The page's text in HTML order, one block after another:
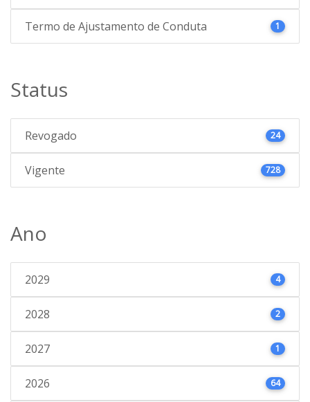
Termo de Ajustamento de Conduta 1
Status
Revogado 24
Vigente 728
Ano
2029 4
2028 2
2027 1
2026 64